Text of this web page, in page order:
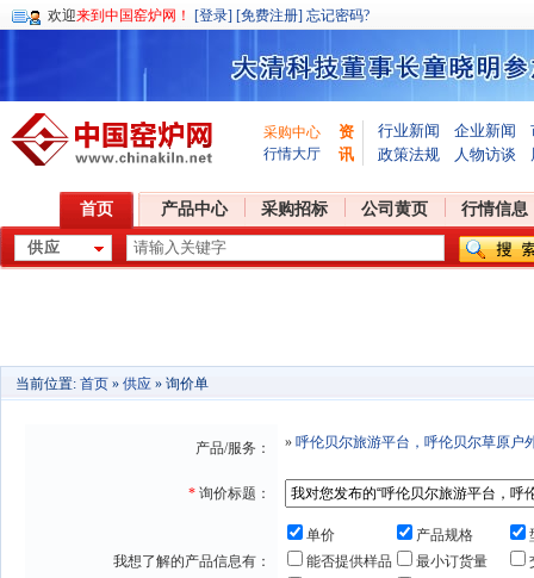
欢迎来到中国窑炉网！ [登录] [免费注册] 忘记密码?
采购中心
行情大厅
资
讯
行业新闻 企业新闻
政策法规
人物访谈
首页 产品中心 采购招标 公司黄页 行情信息
当前位置: 首页 » 供应 » 询价单
产品/服务： » 呼伦贝尔旅游平台，呼伦贝尔草原户
* 询价标题：
我想了解的产品信息有：
单价 产品规格
能否提供样品
最小订货量